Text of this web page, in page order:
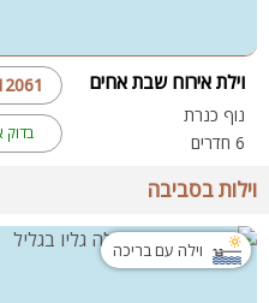
וילת אירוח שבת אחים
נוף כנרת
6 חדרים
בדוק
וילות בסביבה
וילה עם בריכה